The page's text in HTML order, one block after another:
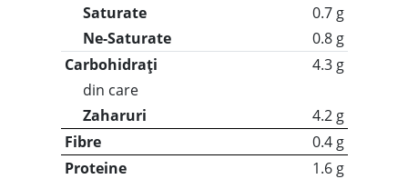
Saturate
0.7 g
Ne-Saturate
0.8 g
Carbohidrați
4.3 g
din care
Zaharuri
4.2 g
Fibre
0.4 g
Proteine
1.6 g